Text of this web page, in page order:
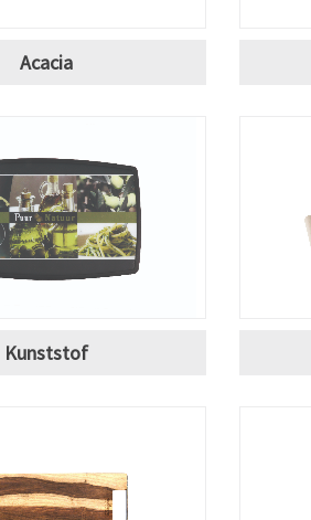
Acacia
Kunststof